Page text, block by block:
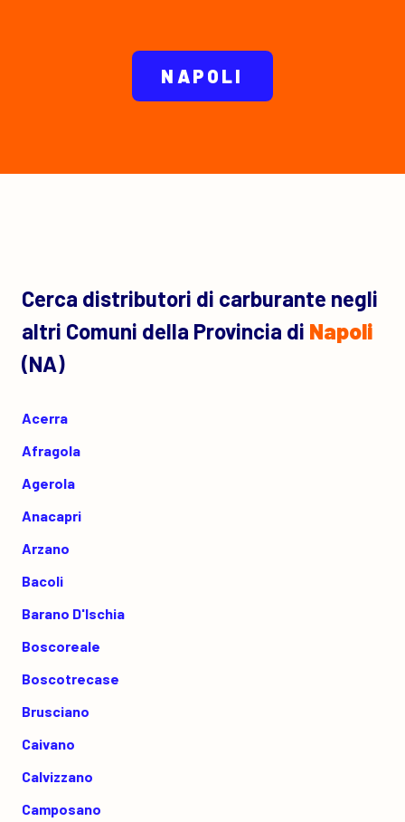
NAPOLI
Cerca distributori di carburante negli
altri Comuni della Provincia di Napoli
(NA)
Acerra
Afragola
Agerola
Anacapri
Arzano
Bacoli
Barano D'Ischia
Boscoreale
Boscotrecase
Brusciano
Caivano
Calvizzano
Camposano